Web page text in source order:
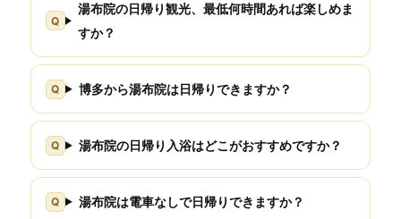
湯布院の日帰り観光、最低何時間あれば楽しめま
すか？
博多から湯布院は日帰りできますか？
湯布院の日帰り入浴はどこがおすすめですか？
湯布院は電車なしで日帰りできますか？